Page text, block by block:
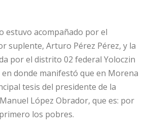
estuvo acompañado por el
suplente, Arturo Pérez Pérez, y la
por el distrito 02 federal Yoloczin
donde manifestó que en Morena
tesis del presidente de la
López Obrador, que es: por
los pobres.